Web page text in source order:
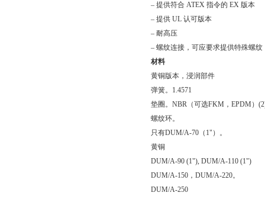
– 提供符合 ATEX 指令的 EX 版本
– 提供 UL 认可版本
– 耐高压
– 螺纹连接，可应要求提供特殊螺纹
材料
黄铜版本，浸润部件
弹簧。1.4571
垫圈。NBR（可选FKM，EPDM）
螺纹环。
只有DUM/A-70（1"）。
黄铜
DUM/A-90 (1"), DUM/A-110 (1")
DUM/A-150，DUM/A-220。
DUM/A-250